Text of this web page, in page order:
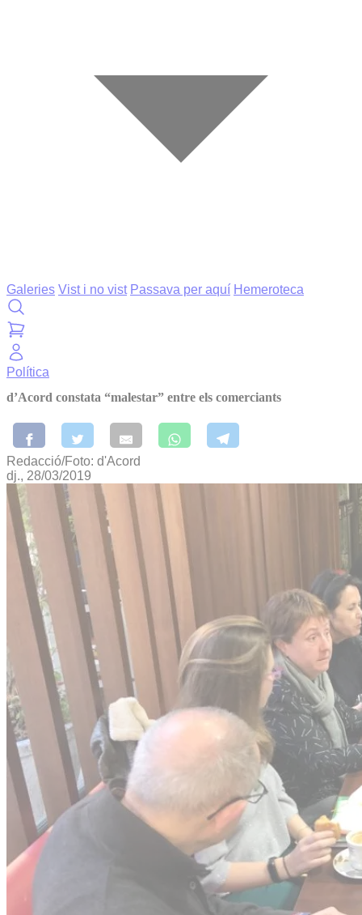
Galeries Vist i no vist Passava per aquí Hemeroteca
Política
d’Acord constata “malestar” entre els comerciants
Redacció/Foto: d'Acord
dj., 28/03/2019